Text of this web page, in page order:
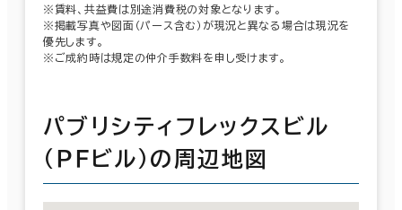
※賃料、共益費は別途消費税の対象となります。
※掲載写真や図面（パース含む）が現況と異なる場合は現況を
優先します。
※ご成約時は規定の仲介手数料を申し受けます。
パブリシティフレックスビル
（ＰＦビル）の周辺地図